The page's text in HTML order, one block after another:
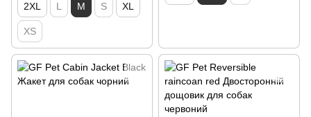
2XL L M S XL
XS